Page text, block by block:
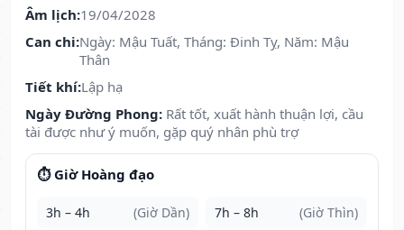
Âm lịch:19/04/2028
Can chi:Ngày: Mậu Tuất, Tháng: Đinh Tỵ, Năm: Mậu
Thân
Tiết khí:Lập hạ
Ngày Đường Phong: Rất tốt, xuất hành thuận lợi, cầu
tài được như ý muốn, gặp quý nhân phù trợ
⏱️ Giờ Hoàng đạo
3h – 4h (Giờ Dần) 7h – 8h (Giờ Thìn)